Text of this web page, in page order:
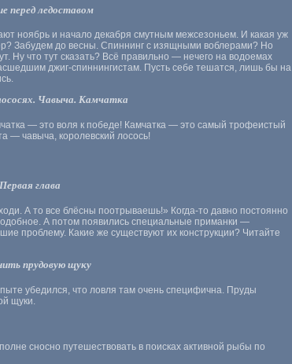
перед ледоставом
ноябрь и начало декабря смутным межсезоньем. И какая уж
Забудем до весны. Спиннинг с изящными воблерами? Но
Ну что тут сказать? Всё правильно — нечего на водоемах
джиг-спиннингистам. Пусть себе тешатся, лишь бы на
Чавыча. Камчатка
— это воля к победе! Камчатка — это самый трофеистый
— чавыча, королевский лосось!
глава
А то все блёсны поотрываешь!» Когда-то давно постоянно
А потом появились специальные приманки —
проблему. Какие же существуют их конструкции? Читайте
прудовую щуку
убедился, что ловля там очень специфична. Пруды
щуки.
сносно путешествовать в поисках активной рыбы по